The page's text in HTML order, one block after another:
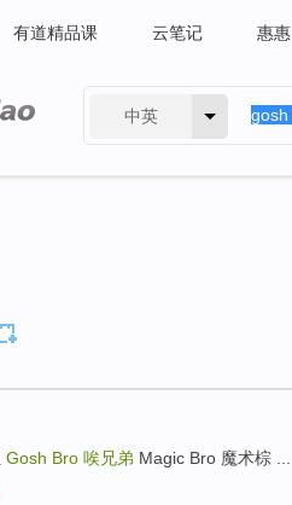
有道精品课 云笔记 惠惠
中英
Gosh Bro 唉兄弟 Magic Bro 魔术棕 ...